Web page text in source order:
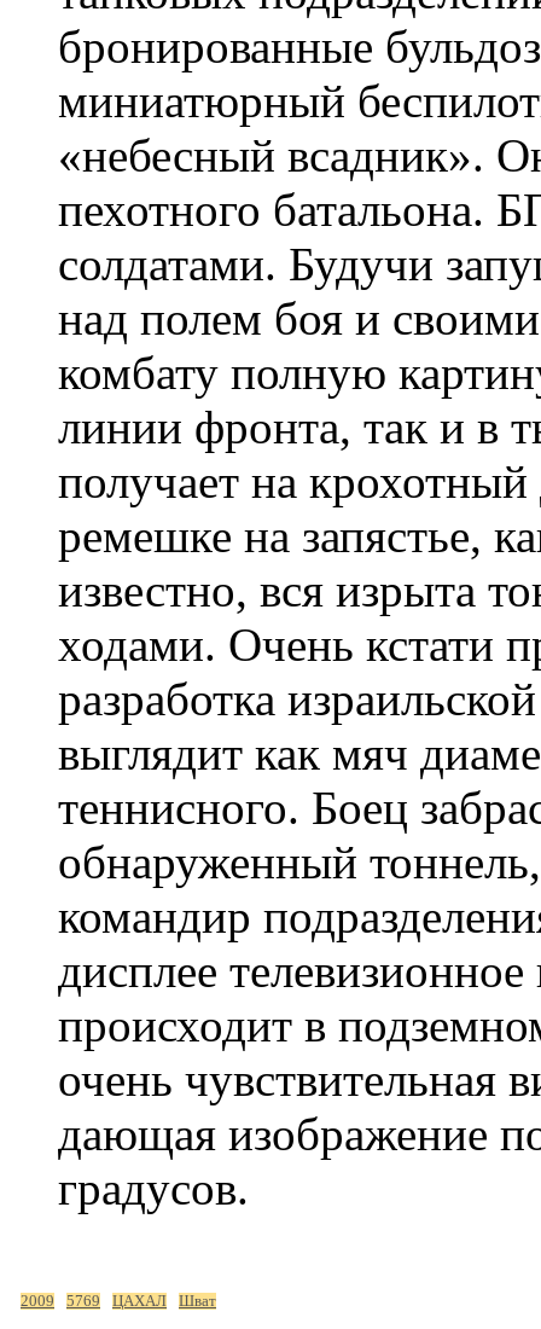
бронированные
миниатюрный
«небесный всадник».
пехотного батальона.
солдатами. Будучи
над полем боя и
комбату полную
линии фронта, так и в
получает на
ремешке на запястье,
известно, вся изрыта
ходами. Очень
разработка
выглядит как мяч
теннисного. Боец
обнаруженный
командир
дисплее
происходит в
очень чувствительная
дающая изображение
градусов.
2009 5769 ЦАХАЛ Шват